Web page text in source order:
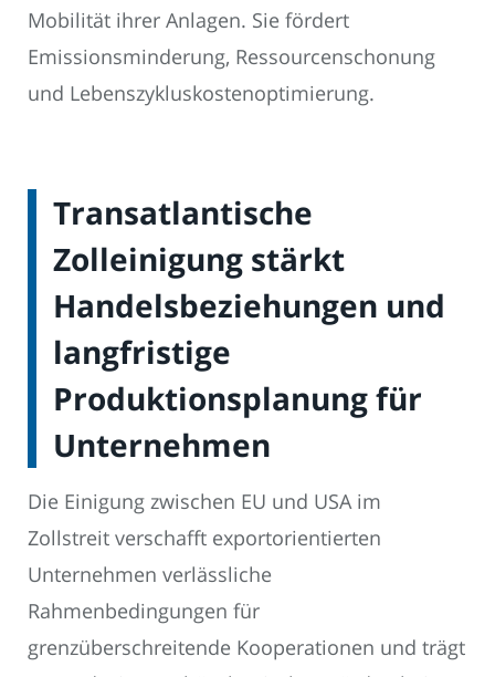
Mobilität ihrer Anlagen. Sie fördert
Emissionsminderung, Ressourcenschonung
und Lebenszykluskostenoptimierung.
Transatlantische
Zolleinigung stärkt
Handelsbeziehungen und
langfristige
Produktionsplanung für
Unternehmen
Die Einigung zwischen EU und USA im
Zollstreit verschafft exportorientierten
Unternehmen verlässliche
Rahmenbedingungen für
grenzüberschreitende Kooperationen und trägt